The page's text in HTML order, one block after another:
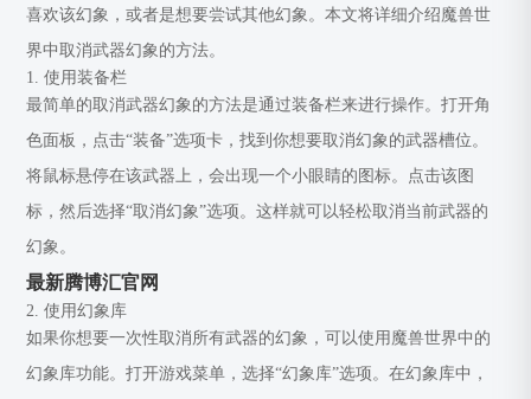
喜欢该幻象，或者是想要尝试其他幻象。本文将详细介绍魔兽世
界中取消武器幻象的方法。
1. 使用装备栏
最简单的取消武器幻象的方法是通过装备栏来进行操作。打开角
色面板，点击“装备”选项卡，找到你想要取消幻象的武器槽位。
将鼠标悬停在该武器上，会出现一个小眼睛的图标。点击该图
标，然后选择“取消幻象”选项。这样就可以轻松取消当前武器的
幻象。
最新腾博汇官网
2. 使用幻象库
如果你想要一次性取消所有武器的幻象，可以使用魔兽世界中的
幻象库功能。打开游戏菜单，选择“幻象库”选项。在幻象库中，